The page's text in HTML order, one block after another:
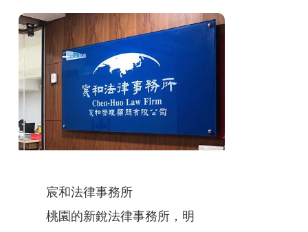
宸和法律事務所
桃園的新銳法律事務所，明